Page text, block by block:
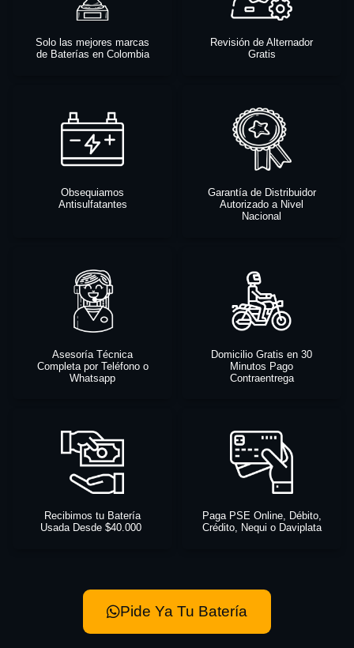
Solo las mejores marcas
de Baterías en Colombia
Revisión de Alternador
Gratis
Obsequiamos
Antisulfatantes
Garantía de Distribuidor
Autorizado a Nivel
Nacional
Asesoría Técnica
Completa por Teléfono o
Whatsapp
Domicilio Gratis en 30
Minutos Pago
Contraentrega
Recibimos tu Batería
Usada Desde $40.000
Paga PSE Online, Débito,
Crédito, Nequi o Daviplata
Pide Ya Tu Batería